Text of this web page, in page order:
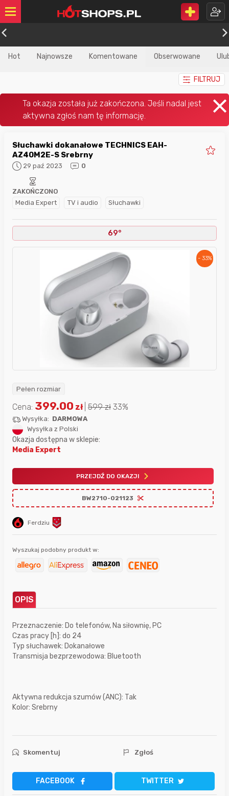
Hot Najnowsze Komentowane Obserwowane
FILTRUJ
Słuchawki dokanałowe TECHNICS EAH-
AZ40M2E-S Srebrny
29 paź 2023 0
Media Expert TV i audio Słuchawki
ZAKOŃCZONO
69°
- 33%
Pełen rozmiar
Ferdziu
Cena: 399.00 zł 599zł 33%
Wysyłka: DARMOWA
Wysyłka z Polski
Okazja dostępna w sklepie:
Media Expert
PRZEJDŹ DO OKAZJI
BW2710-021123
Wyszukaj podobny produkt w:
OPIS
Przeznaczenie: Do telefonów, Na siłownię, PC
Czas pracy [h]: do 24
Typ słuchawek: Dokanałowe
Transmisja bezprzewodowa: Bluetooth
Aktywna redukcja szumów (ANC): Tak
Kolor: Srebrny
Skomentuj Zgłoś
FACEBOOK TWITTER